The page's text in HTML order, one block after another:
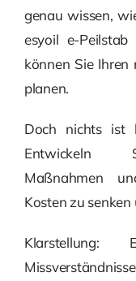
genau wissen,
esyoil e-
können Sie Ihren
planen.
Doch nichts ist
Entwickeln
Maßnahmen
Kosten zu